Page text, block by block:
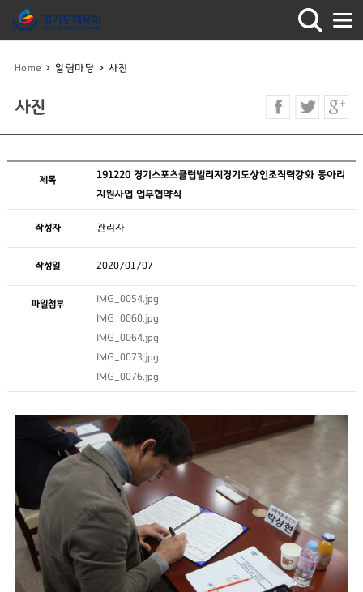
Home > 알림마당 > 사진
사진
제목
191220 경기스포츠클럽빌리지경기도상인조직력강화 동아리
지원사업 업무협약식
작성자 관리자
작성일 2020/01/07
파일첨부
IMG_0054.jpg
IMG_0060.jpg
IMG_0064.jpg
IMG_0073.jpg
IMG_0076.jpg